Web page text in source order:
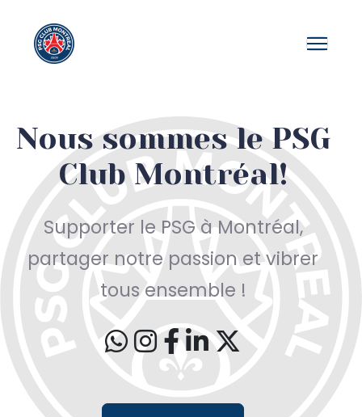
Nous sommes le PSG
Club Montréal!
Supporter le PSG à Montréal,
partager notre passion et vibrer
tous ensemble !